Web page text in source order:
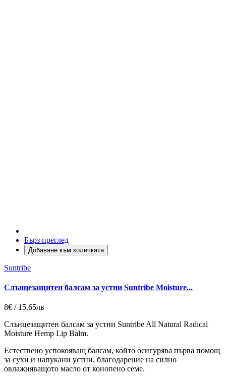
Бърз преглед
Добавяне към количката
Suntribe
Слънцезащитен балсам за устни Suntribe Moisture...
8€ / 15.65лв
Слънцезащитен балсам за устни Suntribe All Natural Radical
Moisture Hemp Lip Balm.
Естествено успокояващ балсам, който осигурява първа помощ
за сухи и напукани устни, благодарение на силно
овлажняващото масло от конопено семе.